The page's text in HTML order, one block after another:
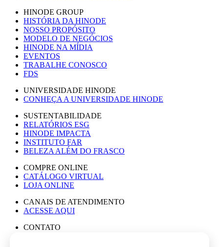
HINODE GROUP
HISTÓRIA DA HINODE
NOSSO PROPÓSITO
MODELO DE NEGÓCIOS
HINODE NA MÍDIA
EVENTOS
TRABALHE CONOSCO
FDS
UNIVERSIDADE HINODE
CONHEÇA A UNIVERSIDADE HINODE
SUSTENTABILIDADE
RELATÓRIOS ESG
HINODE IMPACTA
INSTITUTO FAR
BELEZA ALÉM DO FRASCO
COMPRE ONLINE
CATÁLOGO VIRTUAL
LOJA ONLINE
CANAIS DE ATENDIMENTO
ACESSE AQUI
CONTATO